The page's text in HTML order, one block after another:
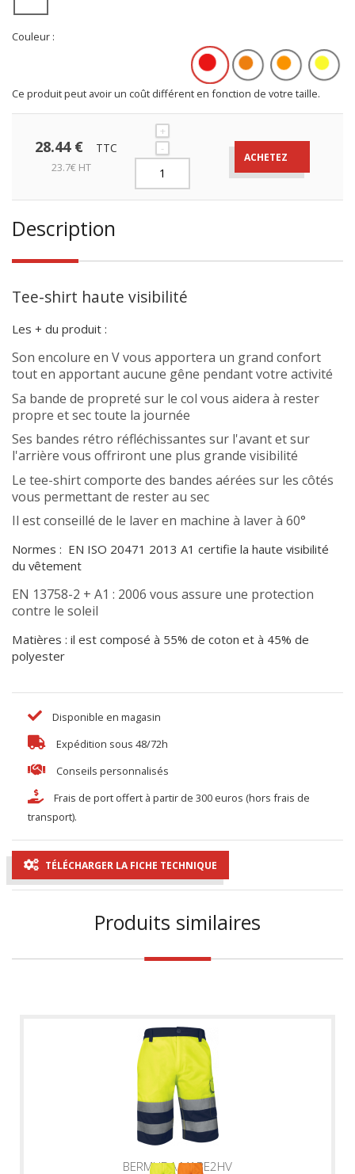
Couleur :
Ce produit peut avoir un coût différent en fonction de votre taille.
28.44 € TTC
23.7€ HT
+
-
ACHETEZ
Description
Tee-shirt haute visibilité
Les + du produit :
Son encolure en V vous apportera un grand confort
tout en apportant aucune gêne pendant votre activité
Sa bande de propreté sur le col vous aidera à rester
propre et sec toute la journée
Ses bandes rétro réfléchissantes sur l'avant et sur
l'arrière vous offriront une plus grande visibilité
Le tee-shirt comporte des bandes aérées sur les côtés
vous permettant de rester au sec
Il est conseillé de le laver en machine à laver à 60°
Normes : EN ISO 20471 2013 A1 certifie la haute visibilité
du vêtement
EN 13758-2 + A1 : 2006 vous assure une protection
contre le soleil
Matières : il est composé à 55% de coton et à 45% de
polyester
Disponible en magasin
Expédition sous 48/72h
Conseils personnalisés
Frais de port offert à partir de 300 euros (hors frais de
transport).
TÉLÉCHARGER LA FICHE TECHNIQUE
Produits similaires
BERMUDA M1BE2HV